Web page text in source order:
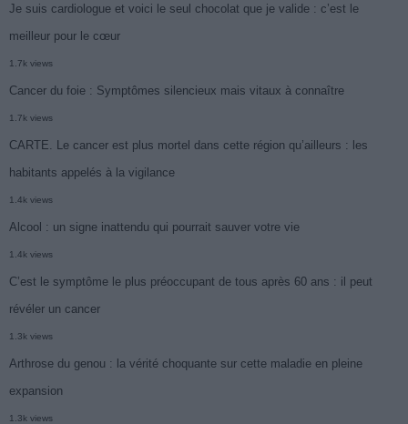
Je suis cardiologue et voici le seul chocolat que je valide : c’est le
meilleur pour le cœur
1.7k views
Cancer du foie : Symptômes silencieux mais vitaux à connaître
1.7k views
CARTE. Le cancer est plus mortel dans cette région qu’ailleurs : les
habitants appelés à la vigilance
1.4k views
Alcool : un signe inattendu qui pourrait sauver votre vie
1.4k views
C’est le symptôme le plus préoccupant de tous après 60 ans : il peut
révéler un cancer
1.3k views
Arthrose du genou : la vérité choquante sur cette maladie en pleine
expansion
1.3k views